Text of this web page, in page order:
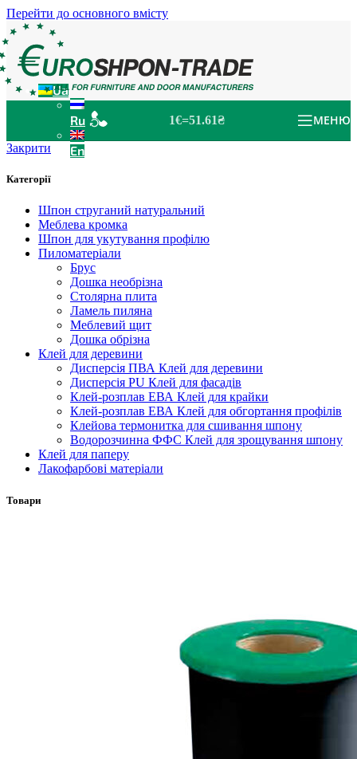
Перейти до основного вмісту
Ua
Ru
En
1€=51.61₴ МЕНЮ
Закрити
Категорії
Шпон струганий натуральний
Меблева кромка
Шпон для укутування профілю
Пиломатеріали
Брус
Дошка необрізна
Столярна плита
Ламель пиляна
Меблевий щит
Дошка обрізна
Клей для деревини
Дисперсія ПВА Клей для деревини
Дисперсія PU Клей для фасадів
Клей-розплав ЕВА Клей для крайки
Клей-розплав ЕВА Клей для обгортання профілів
Клейова термонитка для сшивання шпону
Водорозчинна ФФС Клей для зрощування шпону
Клей для паперу
Лакофарбові матеріали
Товари